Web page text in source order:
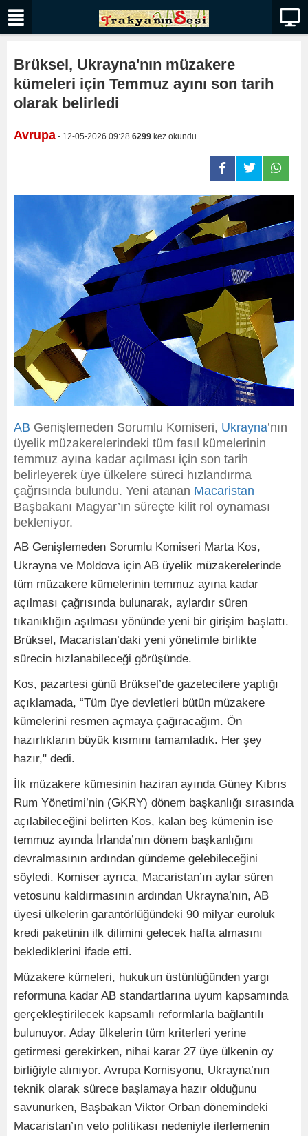
Brüksel, Ukrayna'nın müzakere
kümeleri için Temmuz ayını son tarih
olarak belirledi
Avrupa - 12-05-2026 09:28 6299 kez okundu.
AB Genişlemeden Sorumlu Komiseri, Ukrayna’nın
üyelik müzakerelerindeki tüm fasıl kümelerinin
temmuz ayına kadar açılması için son tarih
belirleyerek üye ülkelere süreci hızlandırma
çağrısında bulundu. Yeni atanan Macaristan
Başbakanı Magyar’ın süreçte kilit rol oynaması
bekleniyor.
AB Genişlemeden Sorumlu Komiseri Marta Kos,
Ukrayna ve Moldova için AB üyelik müzakerelerinde
tüm müzakere kümelerinin temmuz ayına kadar
açılması çağrısında bulunarak, aylardır süren
tıkanıklığın aşılması yönünde yeni bir girişim başlattı.
Brüksel, Macaristan’daki yeni yönetimle birlikte
sürecin hızlanabileceği görüşünde.
Kos, pazartesi günü Brüksel’de gazetecilere yaptığı
açıklamada, “Tüm üye devletleri bütün müzakere
kümelerini resmen açmaya çağıracağım. Ön
hazırlıkların büyük kısmını tamamladık. Her şey
hazır," dedi.
İlk müzakere kümesinin haziran ayında Güney Kıbrıs
Rum Yönetimi’nin (GKRY) dönem başkanlığı sırasında
açılabileceğini belirten Kos, kalan beş kümenin ise
temmuz ayında İrlanda’nın dönem başkanlığını
devralmasının ardından gündeme gelebileceğini
söyledi. Komiser ayrıca, Macaristan’ın aylar süren
vetosunu kaldırmasının ardından Ukrayna’nın, AB
üyesi ülkelerin garantörlüğündeki 90 milyar euroluk
kredi paketinin ilk dilimini gelecek hafta almasını
beklediklerini ifade etti.
Müzakere kümeleri, hukukun üstünlüğünden yargı
reformuna kadar AB standartlarına uyum kapsamında
gerçekleştirilecek kapsamlı reformlarla bağlantılı
bulunuyor. Aday ülkelerin tüm kriterleri yerine
getirmesi gerekirken, nihai karar 27 üye ülkenin oy
birliğiyle alınıyor. Avrupa Komisyonu, Ukrayna’nın
teknik olarak sürece başlamaya hazır olduğunu
savunurken, Başbakan Viktor Orban dönemindeki
Macaristan’ın veto politikası nedeniyle ilerlemenin